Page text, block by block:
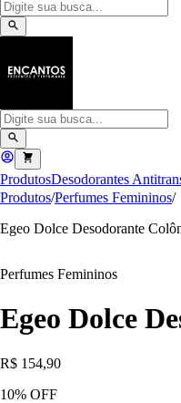
ProdutosDesodorantes
Produtos/Perfumes Femininos/
Egeo Dolce Desodorante
Perfumes Femininos
Egeo Dolce
R$ 154,90
10% OFF